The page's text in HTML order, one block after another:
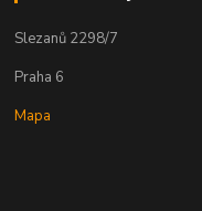
Slezanů 2298/7
Praha 6
Mapa